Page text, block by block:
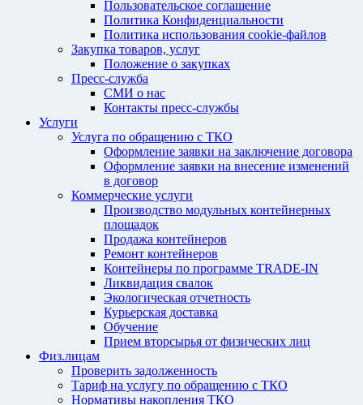
Пользовательское соглашение
Политика Конфиденциальности
Политика использования cookie-файлов
Закупка товаров, услуг
Положение о закупках
Пресс-служба
СМИ о нас
Контакты пресс-службы
Услуги
Услуга по обращению с ТКО
Оформление заявки на заключение договора
Оформление заявки на внесение изменений
в договор
Коммерческие услуги
Производство модульных контейнерных
площадок
Продажа контейнеров
Ремонт контейнеров
Контейнеры по программе TRADE-IN
Ликвидация свалок
Экологическая отчетность
Курьерская доставка
Обучение
Прием вторсырья от физических лиц
Физ.лицам
Проверить задолженность
Тариф на услугу по обращению с ТКО
Нормативы накопления ТКО